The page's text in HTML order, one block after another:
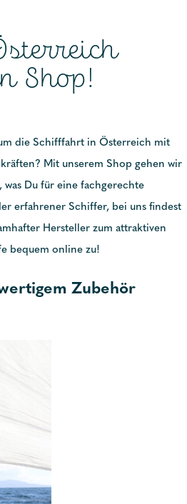
Shop!
die Schifffahrt in Österreich mit
Mit unserem Shop gehen wir
Du für eine fachgerechte
erfahrener Schiffer, bei uns findest
Hersteller zum attraktiven
bequem online zu!
Zubehör